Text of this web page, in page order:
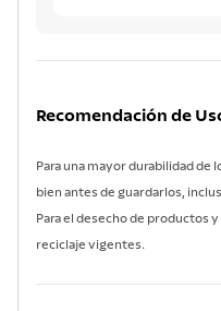
Recomendación de
Para una mayor durabilidad
bien antes de guardarlos,
Para el desecho de productos
reciclaje vigentes.